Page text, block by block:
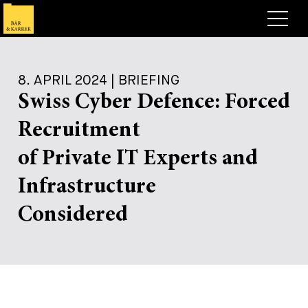
Expertise
Deals, Cases & News
Deals & Cases
Corporate News
+
Publikationen
Briefing
Publikation
Über Bär & Karrer
Karriere
+
8. APRIL 2024 | BRIEFING
Swiss Cyber Defence: Forced
Recruitment
of Private IT Experts and
Infrastructure
Considered